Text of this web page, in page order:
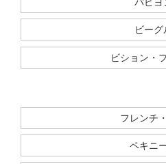
パピヨ
ビーグ
ビション・
フレンチ
ペキニ